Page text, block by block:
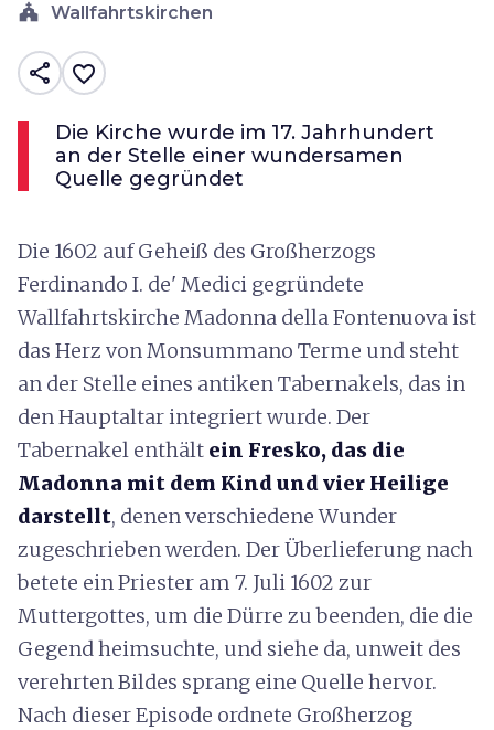
church Wallfahrtskirchen
share favorite_border
Die Kirche wurde im 17. Jahrhundert
an der Stelle einer wundersamen
Quelle gegründet
Die 1602 auf Geheiß des Großherzogs
Ferdinando I. de' Medici gegründete
Wallfahrtskirche Madonna della Fontenuova ist
das Herz von Monsummano Terme und steht
an der Stelle eines antiken Tabernakels, das in
den Hauptaltar integriert wurde. Der
Tabernakel enthält ein Fresko, das die
Madonna mit dem Kind und vier Heilige
darstellt, denen verschiedene Wunder
zugeschrieben werden. Der Überlieferung nach
betete ein Priester am 7. Juli 1602 zur
Muttergottes, um die Dürre zu beenden, die die
Gegend heimsuchte, und siehe da, unweit des
verehrten Bildes sprang eine Quelle hervor.
Nach dieser Episode ordnete Großherzog